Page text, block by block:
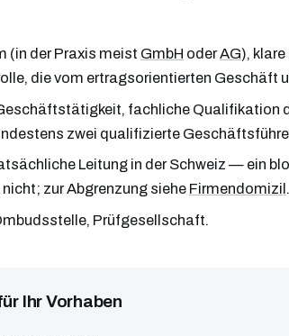
(in der Praxis meist GmbH oderAG),
die vom ertragsorientierten Geschäft
fachliche Qualifikation
zwei qualifizierte
Leitung in der Schweiz — ein
zur Abgrenzung siehe Firmendomizil .
Prüfgesellschaft.
Ihr Vorhaben